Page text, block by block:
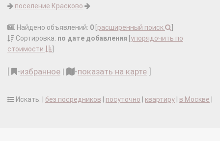
поселение Красково
Найдено объявлений: 0 расширенный поиск
Сортировка: по дате добавления упорядочить по
стоимости
-избранное | -показать на карте
Искать: | без посредников посуточно квартиру в Москве